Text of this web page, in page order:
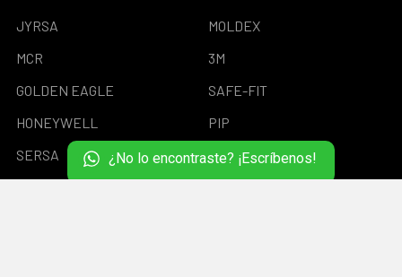
¿No lo encontraste? ¡Escríbenos!
JYRSA
MCR
GOLDEN EAGLE
HONEYWELL
SERSA
MOLDEX
3M
SAFE-FIT
PIP
Ver todo